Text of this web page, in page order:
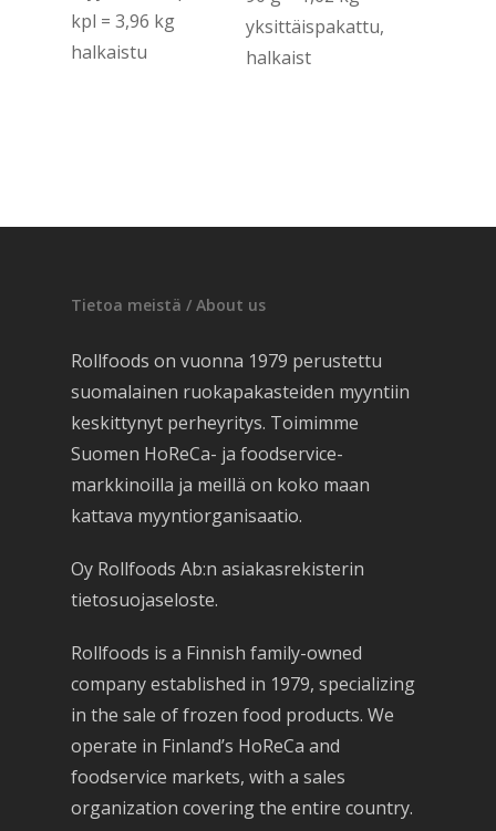
kpl = 3,96 kg
halkaistu
yksittäispakattu,
halkaist
Tietoa meistä / About us
Rollfoods on vuonna 1979 perustettu
suomalainen ruokapakasteiden myyntiin
keskittynyt perheyritys. Toimimme
Suomen HoReCa- ja foodservice-
markkinoilla ja meillä on koko maan
kattava myyntiorganisaatio.
Oy Rollfoods Ab:n asiakasrekisterin
tietosuojaseloste.
Rollfoods is a Finnish family-owned
company established in 1979, specializing
in the sale of frozen food products. We
operate in Finland’s HoReCa and
foodservice markets, with a sales
organization covering the entire country.